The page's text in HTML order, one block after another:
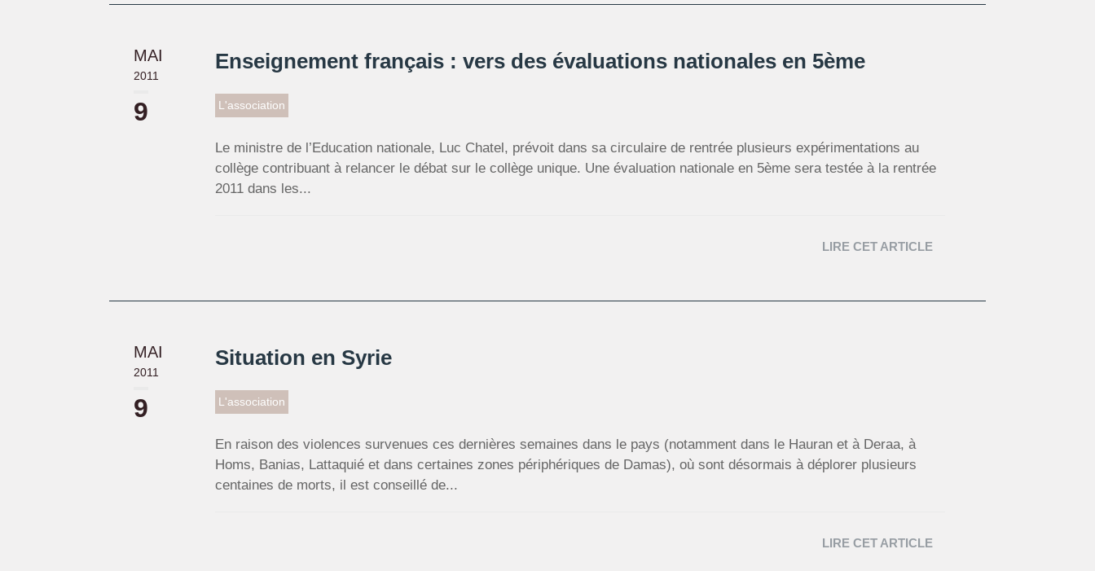
MAI
2011
9
Enseignement français : vers des évaluations nationales en 5ème
L'association
Le ministre de l’Education nationale, Luc Chatel, prévoit dans sa circulaire de rentrée plusieurs expérimentations au
collège contribuant à relancer le débat sur le collège unique. Une évaluation nationale en 5ème sera testée à la rentrée
2011 dans les...
LIRE CET ARTICLE
MAI
2011
9
Situation en Syrie
L'association
En raison des violences survenues ces dernières semaines dans le pays (notamment dans le Hauran et à Deraa, à
Homs, Banias, Lattaquié et dans certaines zones périphériques de Damas), où sont désormais à déplorer plusieurs
centaines de morts, il est conseillé de...
LIRE CET ARTICLE